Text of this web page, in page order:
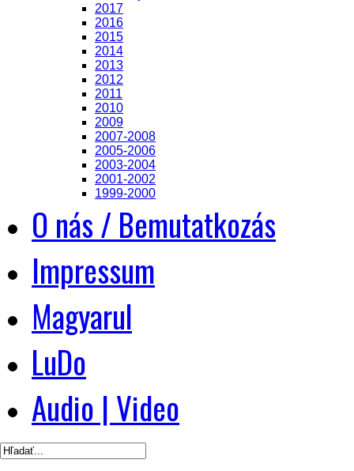
2017
2016
2015
2014
2013
2012
2011
2010
2009
2007-2008
2005-2006
2003-2004
2001-2002
1999-2000
O nás / Bemutatkozás
Impressum
Magyarul
LuDo
Audio | Video